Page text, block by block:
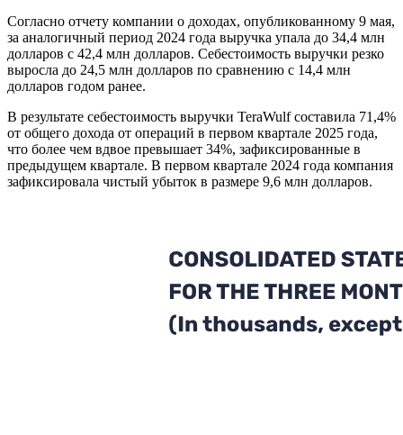
Согласно отчету компании о доходах, опубликованному 9 мая,
за аналогичный период 2024 года выручка упала до 34,4 млн
долларов с 42,4 млн долларов. Себестоимость выручки резко
выросла до 24,5 млн долларов по сравнению с 14,4 млн
долларов годом ранее.
В результате себестоимость выручки TeraWulf составила 71,4%
от общего дохода от операций в первом квартале 2025 года,
что более чем вдвое превышает 34%, зафиксированные в
предыдущем квартале. В первом квартале 2024 года компания
зафиксировала чистый убыток в размере 9,6 млн долларов.